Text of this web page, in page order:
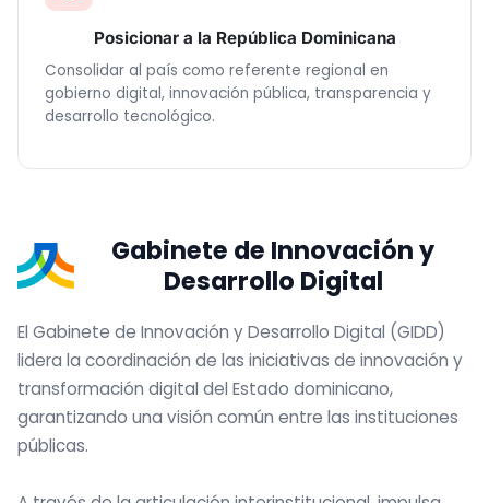
Posicionar a la República Dominicana
Consolidar al país como referente regional en
gobierno digital, innovación pública, transparencia y
desarrollo tecnológico.
Gabinete de Innovación y
Desarrollo Digital
El Gabinete de Innovación y Desarrollo Digital (GIDD)
lidera la coordinación de las iniciativas de innovación y
transformación digital del Estado dominicano,
garantizando una visión común entre las instituciones
públicas.